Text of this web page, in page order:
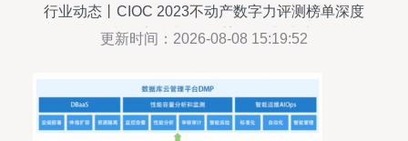
行业动态丨CIOC 2023不动产数字力评测榜单深度
解读 数字技术如何重塑服务新生态
更新时间：2026-08-08 15:19:52